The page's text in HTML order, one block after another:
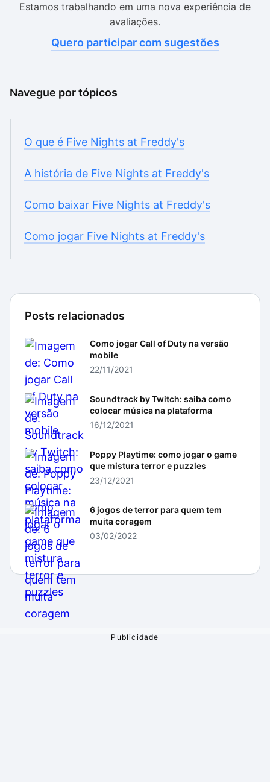
Estamos trabalhando em uma nova experiência de
avaliações.
Quero participar com sugestões
Navegue por tópicos
O que é Five Nights at Freddy's
A história de Five Nights at Freddy's
Como baixar Five Nights at Freddy's
Como jogar Five Nights at Freddy's
Posts relacionados
Como jogar Call of Duty na versão
mobile
22/11/2021
Soundtrack by Twitch: saiba como
colocar música na plataforma
16/12/2021
Poppy Playtime: como jogar o game
que mistura terror e puzzles
23/12/2021
6 jogos de terror para quem tem
muita coragem
03/02/2022